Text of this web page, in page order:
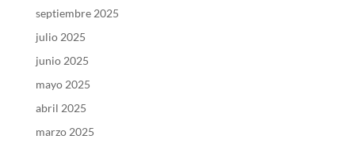
septiembre 2025
julio 2025
junio 2025
mayo 2025
abril 2025
marzo 2025